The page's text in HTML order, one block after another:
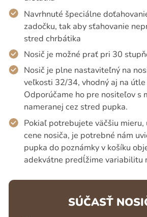
Navrhnuté špeciálne
zadočku, tak aby sťahovanie
stred chrbátika
Nosič je možné prať pri 30
Nosič je plne nastaviteľný na
veľkosti 32/34, vhodný aj na útle
Odporúčame ho pre nositeľov s
nameranej cez stred pupka.
Pokiaľ potrebujete väčšiu
cene nosiča, je potrebné nám
pupka do poznámky v košíku
adekvátne predĺžime variabilitu
SÚČASŤ